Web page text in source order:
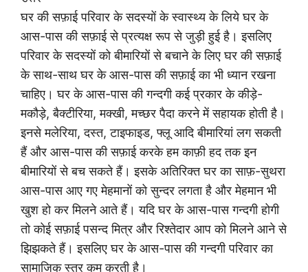
घर की सफ़ाई परिवार के सदस्यों के स्वास्थ्य के लिये घर के
आस-पास की सफ़ाई से प्रत्यक्ष रूप से जुड़ी हुई है। इसलिए
परिवार के सदस्यों को बीमारियों से बचाने के लिए घर की सफ़ाई
के साथ-साथ घर के आस-पास की सफ़ाई का भी ध्यान रखना
चाहिए। घर के आस-पास की गन्दगी कई प्रकार के कीड़े-
मकौड़े, बैक्टीरिया, मक्खी, मच्छर पैदा करने में सहायक होती है।
इनसे मलेरिया, दस्त, टाइफाइड, फ्लू आदि बीमारियां लग सकती
हैं और आस-पास की सफ़ाई करके हम काफ़ी हद तक इन
बीमारियों से बच सकते हैं। इसके अतिरिक्त घर का साफ़-सुथरा
आस-पास आए गए मेहमानों को सुन्दर लगता है और मेहमान भी
खुश हो कर मिलने आते हैं। यदि घर के आस-पास गन्दगी होगी
तो कोई सफ़ाई पसन्द मित्र और रिश्तेदार आप को मिलने आने से
झिझकते हैं। इसलिए घर के आस-पास की गन्दगी परिवार का
सामाजिक स्तर कम करती है।